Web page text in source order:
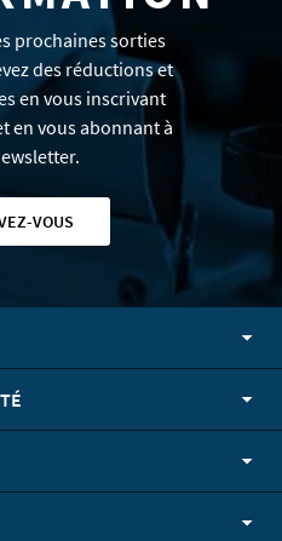
prochaines sorties
des réductions et
en vous inscrivant
en vous abonnant à
VOUS